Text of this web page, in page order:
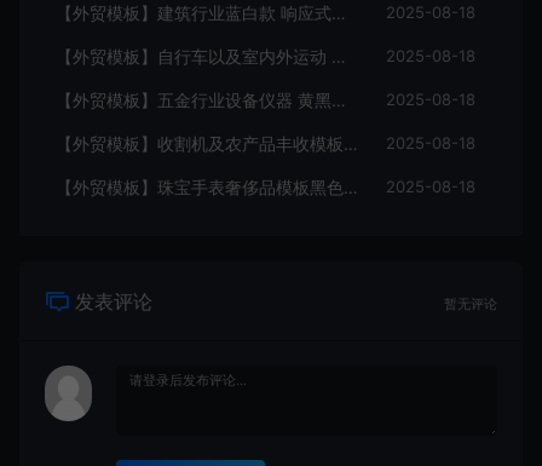
【外贸模板】建筑行业蓝白款 响应式模板静态html文件 2025-08-18
【外贸模板】自行车以及室内外运动 黑灰 响应式模板静态html文件 2025-08-18
【外贸模板】五金行业设备仪器 黄黑款 响应式模板静态html文件 2025-08-18
【外贸模板】收割机及农产品丰收模板 绿色 响应式模板静态html文件 2025-08-18
【外贸模板】珠宝手表奢侈品模板黑色 响应式模板静态html文件 2025-08-18
发表评论 暂无评论